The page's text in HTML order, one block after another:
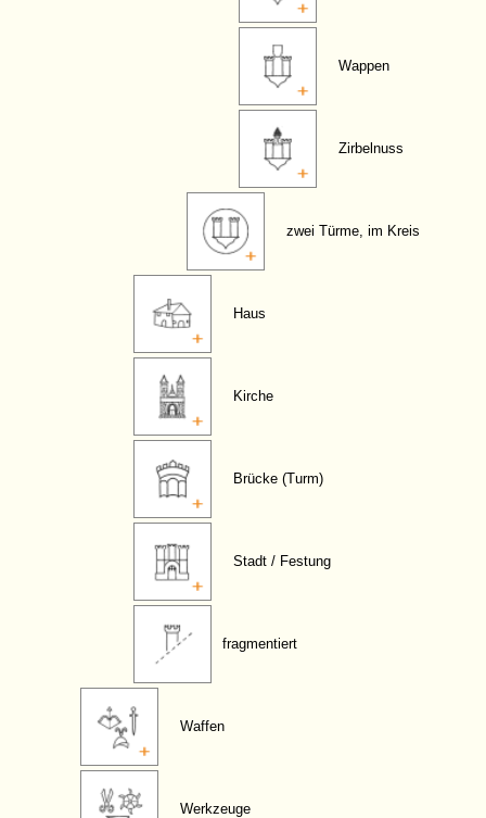
Wappen
Zirbelnuss
zwei Türme, im Kreis
Haus
Kirche
Brücke (Turm)
Stadt / Festung
fragmentiert
Waffen
Werkzeuge